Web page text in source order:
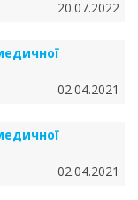
20.07.2022
02.04.2021
02.04.2021